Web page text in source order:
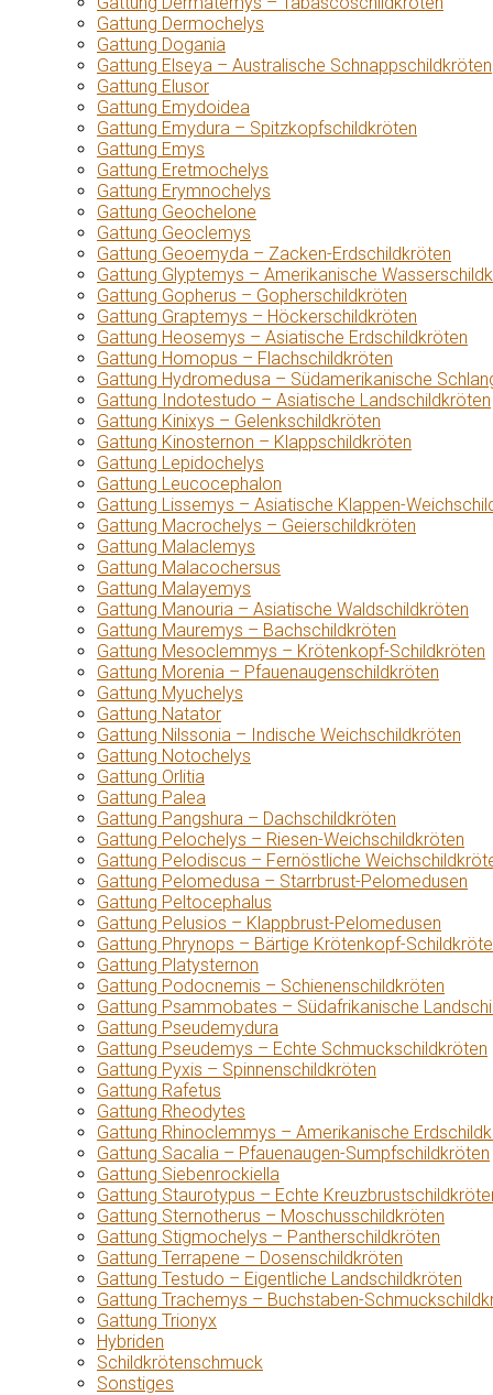
Gattung Dermochelys
Gattung Dogania
Gattung Elseya – Australische Schnappschildkröten
Gattung Elusor
Gattung Emydoidea
Gattung Emydura – Spitzkopfschildkröten
Gattung Emys
Gattung Eretmochelys
Gattung Erymnochelys
Gattung Geochelone
Gattung Geoclemys
Gattung Geoemyda – Zacken-Erdschildkröten
Gattung Glyptemys – Amerikanische
Gattung Gopherus – Gopherschildkröten
Gattung Graptemys – Höckerschildkröten
Gattung Heosemys – Asiatische Erdschildkröten
Gattung Homopus – Flachschildkröten
Gattung Hydromedusa – Südamerikanische
Gattung Indotestudo – Asiatische Landschildkröten
Gattung Kinixys – Gelenkschildkröten
Gattung Kinosternon – Klappschildkröten
Gattung Lepidochelys
Gattung Leucocephalon
Gattung Lissemys – Asiatische Klappen-
Gattung Macrochelys – Geierschildkröten
Gattung Malaclemys
Gattung Malacochersus
Gattung Malayemys
Gattung Manouria – Asiatische Waldschildkröten
Gattung Mauremys – Bachschildkröten
Gattung Mesoclemmys – Krötenkopf-Schildkröten
Gattung Morenia – Pfauenaugenschildkröten
Gattung Myuchelys
Gattung Natator
Gattung Nilssonia – Indische Weichschildkröten
Gattung Notochelys
Gattung Orlitia
Gattung Palea
Gattung Pangshura – Dachschildkröten
Gattung Pelochelys – Riesen-Weichschildkröten
Gattung Pelodiscus – Fernöstliche
Gattung Pelomedusa – Starrbrust-Pelomedusen
Gattung Peltocephalus
Gattung Pelusios – Klappbrust-Pelomedusen
Gattung Phrynops – Bärtige Krötenkopf-
Gattung Platysternon
Gattung Podocnemis – Schienenschildkröten
Gattung Psammobates – Südafrikanische
Gattung Pseudemydura
Gattung Pseudemys – Echte Schmuckschildkröten
Gattung Pyxis – Spinnenschildkröten
Gattung Rafetus
Gattung Rheodytes
Gattung Rhinoclemmys – Amerikanische
Gattung Sacalia – Pfauenaugen-Sumpfschildkröten
Gattung Siebenrockiella
Gattung Staurotypus – Echte
Gattung Sternotherus – Moschusschildkröten
Gattung Stigmochelys – Pantherschildkröten
Gattung Terrapene – Dosenschildkröten
Gattung Testudo – Eigentliche Landschildkröten
Gattung Trachemys – Buchstaben-
Gattung Trionyx
Hybriden
Schildkrötenschmuck
Sonstiges